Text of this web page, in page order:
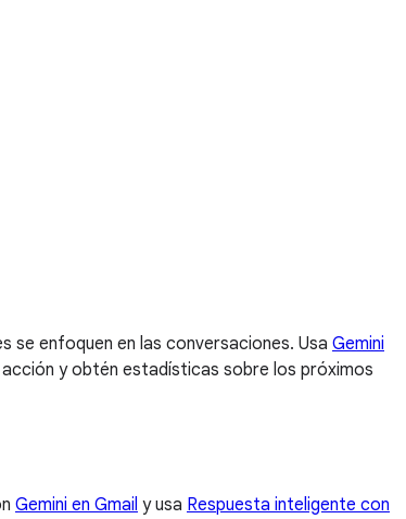
se enfoquen en las conversaciones. Usa Gemini
y obtén estadísticas sobre los próximos
Gemini en Gmail y usa Respuesta inteligente con